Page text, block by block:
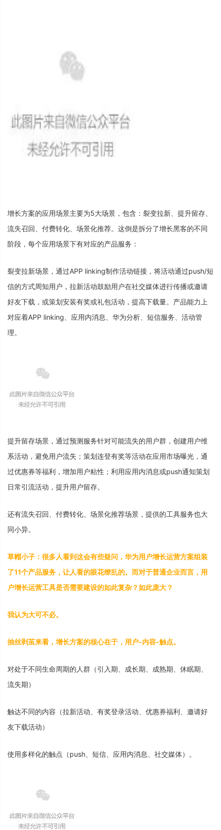
增长方案的应用场景主要为5大场景 ， 包含 ： 裂变拉新 提升留存
流失召回 付费转化 场景化推荐。 这倒是拆分了增长黑客的不同
阶段 ， 每个应用场景下有对应的产品服务 ：
裂变拉新场景 ， 通过APP linking制作活动链接 ， 将活动通过push/短
信的方式周知用 户 ， 拉新活动鼓励用 户在社交媒体进行传播或邀请
好友下载 ， 或策划安装有奖或礼包活动 ， 提高下载量。 产品能力 上
对应着APP linking 应用内消息 华为分析 短信服务 活动管
理。
提升留存场景 ， 通过预测服务针对可能流失的用 户群 ， 创建用 户维
系活动 ， 避免用 户流失 ； 策划连登有奖等活动在应用市场曝光 ， 通
过优惠券等福利 ， 增加用 户粘性 ； 利用应用内消息或push通知策划
日常引流活动 ， 提升用 户留存。
还有流失召回 付费转化 场景化推荐场景 ， 提供的工具服务也大
同小异。
草帽小子 ： 很多人看到这会有些疑问 ， 华为用 户增长运营方案组装
了11个产品服务 ， 让人看的眼花缭乱的。 而对于普通企业而言 ， 用
户增长运营工具是否需要建设的如此复杂？如此庞大？
我认为大可不必。
抽丝剥茧来看 ， 增长方案的核心在于 ， 用 户-内容-触点。
对处于不同生命周期的 人群 （引 入期 成长期 成熟期 休眠期
流失期）
触达不同的内容 （拉新活动 有奖登录活动 优惠券福利 邀请好
友下载活动）
使用多样化的触点 （push 短信 应用内消息 社交媒体） 。